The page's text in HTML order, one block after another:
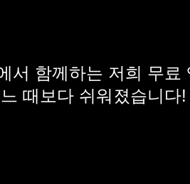
서 함께하는 저희 무
때보다 쉬워졌습니다!